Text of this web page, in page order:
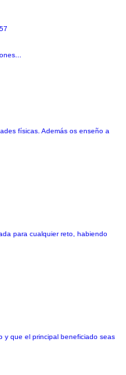
físicas. Además os enseño a
para cualquier reto, habiendo
y que el principal beneficiado seas